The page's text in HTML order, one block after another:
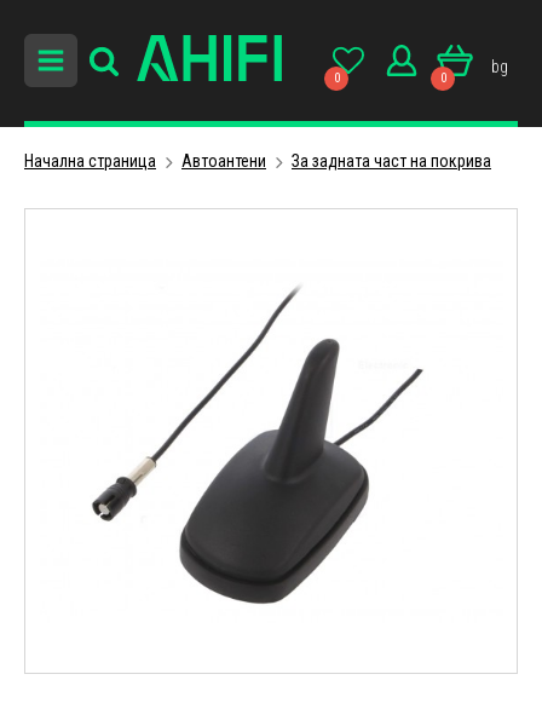
0 0
bg
Начална страница Автоантени За задната част на покрива